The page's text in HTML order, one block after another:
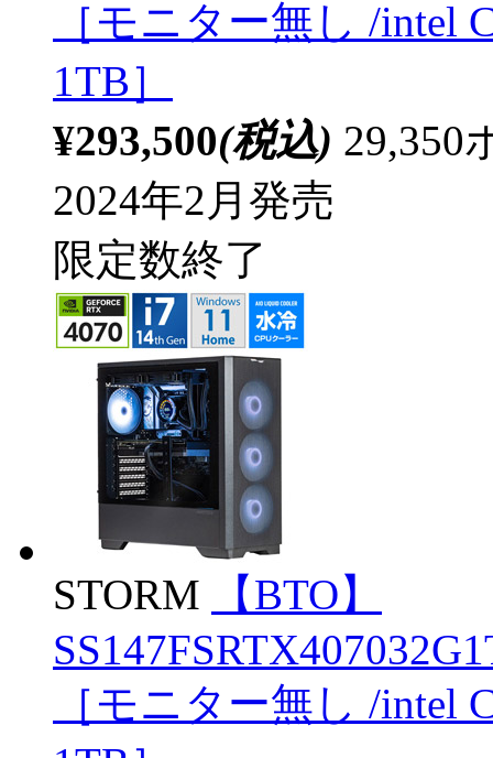
［モニター無し /intel
1TB］
¥293,500(税込) 29,350
2024年2月発売
限定数終了
STORM
【BTO】
［モニター無し /intel